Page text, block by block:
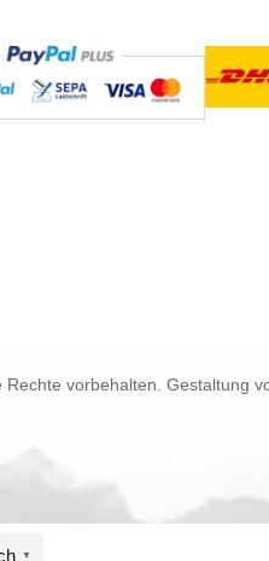
Rechte vorbehalten. Gestaltung
▼